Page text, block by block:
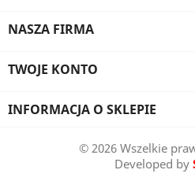
NASZA FIRMA
TWOJE KONTO
INFORMACJA O SKLEPIE
© 2026 Wszelkie
Developed by